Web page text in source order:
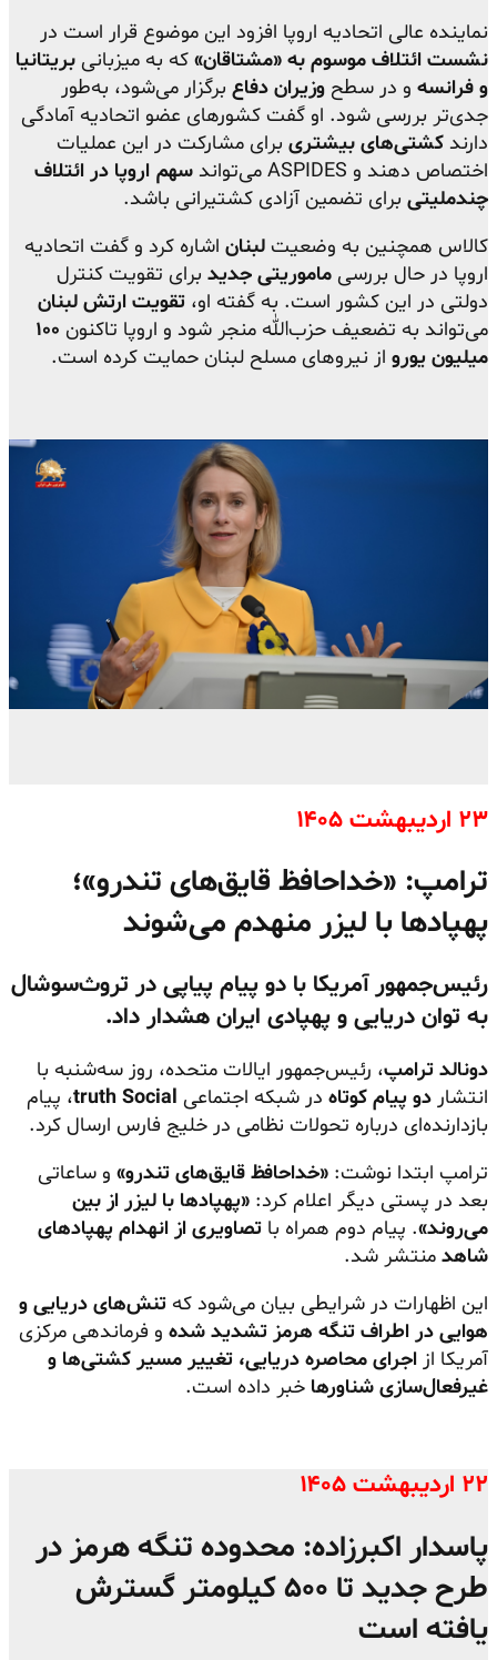
نماینده عالی اتحادیه اروپا افزود این موضوع قرار است در
نشست ائتلاف موسوم به «مشتاقان» که به میزبانی بریتانیا
و فرانسه و در سطح وزیران دفاع برگزار می‌شود، به‌طور
جدی‌تر بررسی شود. او گفت کشورهای عضو اتحادیه آمادگی
دارند کشتی‌های بیشتری برای مشارکت در این عملیات
اختصاص دهند و ASPIDES می‌تواند
سهم اروپا در ائتلاف
چندملیتی برای تضمین آزادی کشتیرانی باشد.
کالاس همچنین به وضعیت لبنان اشاره کرد و گفت اتحادیه
اروپا در حال بررسی ماموریتی جدید برای تقویت کنترل
دولتی در این کشور است. به گفته او، تقویت ارتش لبنان
می‌تواند به تضعیف حزب‌الله منجر شود و اروپا تاکنون ۱۰۰
میلیون یورو از نیروهای مسلح لبنان حمایت کرده است.
۲۳ اردیبهشت ۱۴۰۵
ترامپ: «خداحافظ قایق‌های تندرو»؛
پهپادها با لیزر منهدم می‌شوند
رئیس‌جمهور آمریکا با دو پیام پیاپی در تروث‌سوشال
به توان دریایی و پهپادی ایران هشدار داد.
دونالد ترامپ، رئیس‌جمهور ایالات متحده، روز سه‌شنبه با
انتشار دو پیام کوتاه در شبکه اجتماعی truth Social، پیام
بازدارنده‌ای درباره تحولات نظامی در خلیج فارس ارسال کرد.
ترامپ ابتدا نوشت: «خداحافظ قایق‌های تندرو» و ساعاتی
بعد در پستی دیگر اعلام کرد: «پهپادها با لیزر از بین
می‌روند». پیام دوم همراه با تصاویری از انهدام پهپادهای
شاهد منتشر شد.
این اظهارات در شرایطی بیان می‌شود که تنش‌های دریایی و
هوایی در اطراف تنگه هرمز تشدید شده و فرماندهی مرکزی
آمریکا از اجرای محاصره دریایی، تغییر مسیر کشتی‌ها و
غیرفعال‌سازی شناورها خبر داده است.
۲۲ اردیبهشت ۱۴۰۵
پاسدار اکبرزاده: محدوده تنگه هرمز در
طرح جدید تا ۵۰۰ کیلومتر گسترش
یافته است